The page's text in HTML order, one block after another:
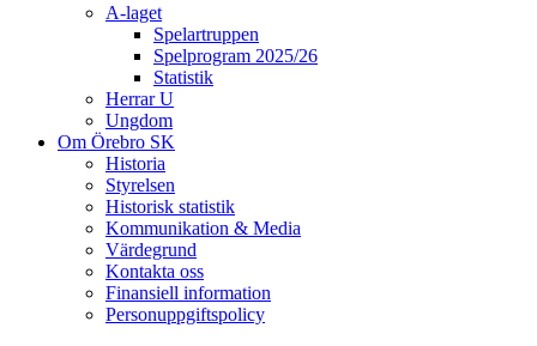
A-laget
Spelartruppen
Spelprogram 2025/26
Statistik
Herrar U
Ungdom
Om Örebro SK
Historia
Styrelsen
Historisk statistik
Kommunikation & Media
Värdegrund
Kontakta oss
Finansiell information
Personuppgiftspolicy